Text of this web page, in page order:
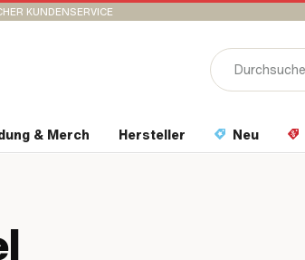
KUNDENSERVICE
& Merch Hersteller Neu